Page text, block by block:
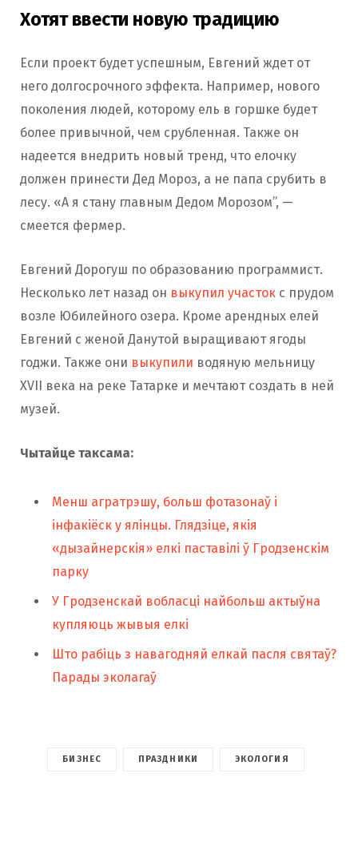
Хотят ввести новую традицию
Если проект будет успешным, Евгений ждет от
него долгосрочного эффекта. Например, нового
поколения людей, которому ель в горшке будет
более привычной, чем срубленная. Также он
надеется внедрить новый тренд, что елочку
должен принести Дед Мороз, а не папа срубить в
лесу. «А я стану главным Дедом Морозом”, —
смеется фермер.
Евгений Дорогуш по образованию программист.
Несколько лет назад он выкупил участок с прудом
возле Юбилейного озера. Кроме арендных елей
Евгений с женой Данутой выращивают ягоды
годжи. Также они выкупили водяную мельницу
XVII века на реке Татарке и мечтают создать в ней
музей.
Чытайце таксама:
Менш агратрэшу, больш фотазонаў і
інфакіёск у ялінцы. Глядзіце, якія
«дызайнерскія» елкі паставілі ў Гродзенскім
парку
У Гродзенскай вобласці найбольш актыўна
купляюць жывыя елкі
Што рабіць з навагодняй елкай пасля святаў?
Парады эколагаў
БИЗНЕС ПРАЗДНИКИ ЭКОЛОГИЯ